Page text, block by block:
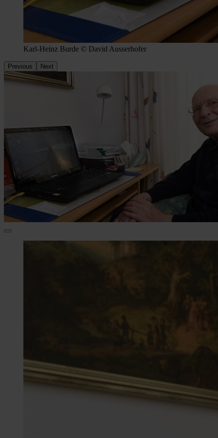
Karl-Heinz Burde © David Ausserhofer
Previous Next